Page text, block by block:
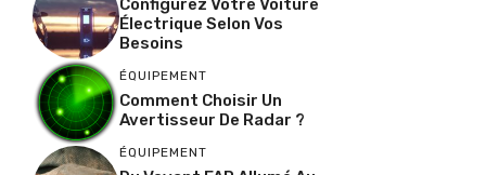
Configurez Votre Voiture
Électrique Selon Vos
Besoins
ÉQUIPEMENT
Comment Choisir Un
Avertisseur De Radar ?
ÉQUIPEMENT